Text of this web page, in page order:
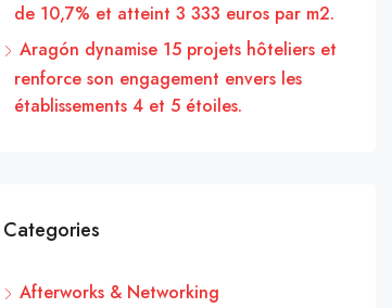
de 10,7% et atteint 3 333 euros par m2.
Aragón dynamise 15 projets hôteliers et
renforce son engagement envers les
établissements 4 et 5 étoiles.
Categories
Afterworks & Networking